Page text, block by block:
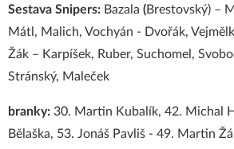
Sestava Snipers: Bazala (Brestovský) –
Mátl, Malich, Vochyán - Dvořák,
Žák – Karpíšek, Ruber, Suchomel,
Stránský, Maleček
branky: 30. Martin Kubalík, 42. Michal
Bělaška, 53. Jonáš Pavliš - 49. Martin